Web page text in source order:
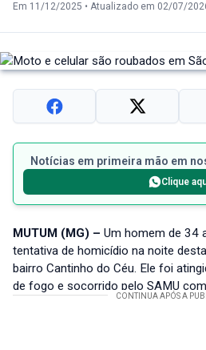
Em 11/12/2025 • Atualizado em 02/07/
Notícias em primeira mão em
Clique
MUTUM (MG) – Um homem de 34
tentativa de homicídio na noite
bairro Cantinho do Céu. Ele foi
de fogo e socorrido pelo SAMU